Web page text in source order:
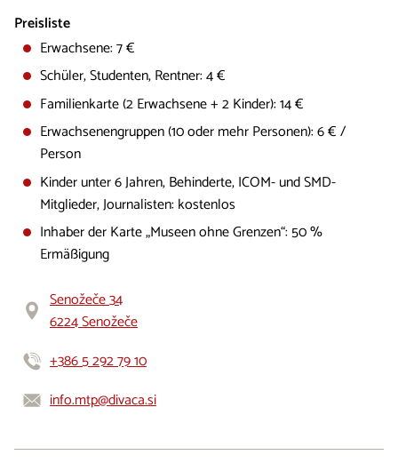
Preisliste
Erwachsene: 7 €
Schüler, Studenten, Rentner: 4 €
Familienkarte (2 Erwachsene + 2 Kinder): 14 €
Erwachsenengruppen (10 oder mehr Personen): 6 € /
Person
Kinder unter 6 Jahren, Behinderte, ICOM- und SMD-
Mitglieder, Journalisten: kostenlos
Inhaber der Karte „Museen ohne Grenzen“: 50 %
Ermäßigung
Senožeče 34
6224 Senožeče
+386 5 292 79 10
info.mtp@divaca.si